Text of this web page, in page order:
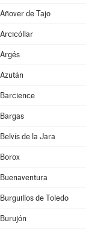
Añover de Tajo
Arcicóllar
Argés
Azután
Barcience
Bargas
Belvís de la Jara
Borox
Buenaventura
Burguillos de Toledo
Burujón